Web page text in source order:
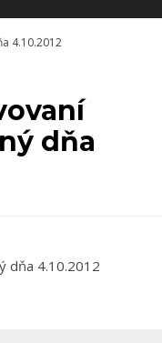
4.10.2012
dňa
dňa 4.10.2012